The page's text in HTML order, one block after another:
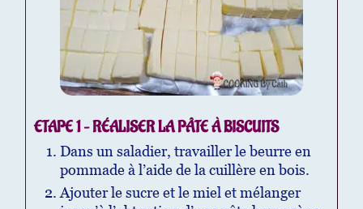
ETAPE 1 – RÉALISER LA PÂTE À BISCUITS
Dans un saladier, travailler le beurre en
pommade à l’aide de la cuillère en bois.
Ajouter le sucre et le miel et mélanger